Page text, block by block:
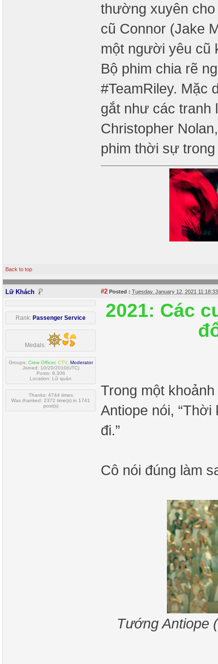
thường xuyên
cũ Connor (Jake
một người yêu cũ
Bộ phim chia rẽ
#TeamRiley. Mặc
gắt như các tranh
Christopher
phim thời sự
Back to top
Lữ Khách #2 Posted : Tuesday, January 12, 2021
Rank: Passenger Service
Medals:
Groups: Crew Officer, CTV, Moderator
Joined: 10/20/2010(UTC)
Posts: 9,306
Location: Lữ quán
Thanks: 4744 times
Was thanked: 2372 time(s) in 1741
post(s)
2021: Các
Trong một
Antiope nói,
đi.”
Cô nói đúng làm
Tướng Antiope